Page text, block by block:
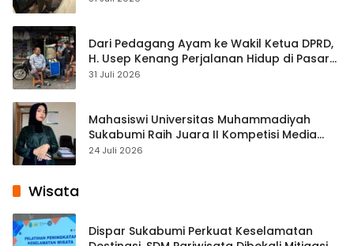
Dari Pedagang Ayam ke Wakil Ketua DPRD,
H. Usep Kenang Perjalanan Hidup di Pasar
Cisaat
31 Juli 2026
Mahasiswi Universitas Muhammadiyah
Sukabumi Raih Juara II Kompetisi Media
Pembelajaran Digital Tingkat Internasional
24 Juli 2026
Wisata
Dispar Sukabumi Perkuat Keselamatan